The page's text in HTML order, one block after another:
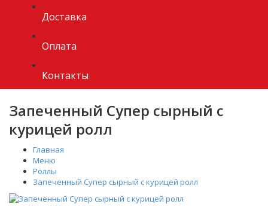
Доставка
Оплата
Контакты
Запеченный Супер сырный с
курицей ролл
Главная
Меню
Роллы
Запеченный Супер сырный с курицей ролл